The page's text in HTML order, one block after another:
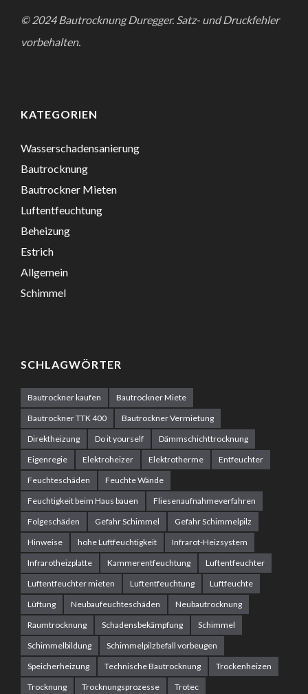
© 2024 Bautrocknung Duregger. Satz- und Druckfehler
vorbehalten.
KATEGORIEN
Wasserschadensanierung
Bautrocknung
Bautrockner Mieten
Luftentfeuchtung
Beheizung
Estrich
Allgemein
Schimmel
SCHLAGWÖRTER
Bautrockner kaufen
Bautrockner Miete
Bautrockner TTK 400
Bautrockner Vermietung
Direktheizung
Do it yourself
Dämmschichttrocknung
Eigenregie
Elektroheizer Elektrotherme
Entfeuchter
Feuchteschäden
Feuchte Wände
Feuchtigkeit beim Haus bauen
Fliesenaufnahmeverfahren
Folgeschäden
Gefahr Schimmel
Gefahr Schimmelpilz
Hinweise
hohe Luftfeuchtigkeit
Infrarot-Heizsystem
Infrarotheizplatte
Kammerentfeuchtung
Luftentfeuchter
Luftentfeuchter mieten
Luftentfeuchtung
Luftfeuchte
Lüftung
Neubaufeuchteschäden
Neubautrocknung
Raumtrocknung
Schadensbekämpfung
Schimmel
Schimmelbildung
Schimmelpilzbefall vorbeugen
Speicherheizung
Technische Bautrocknung
Trockenheizen
Trocknung
Trocknungsprozesse Trotec